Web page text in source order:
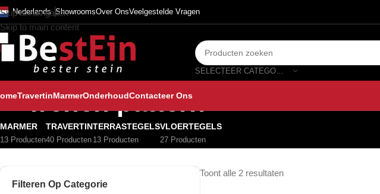
Skip to navigation
Skip to main content
Nederlands ShowroomsOver OnsVeelgestelde Vragen
TravertinMarmerOnderhoudContacteer Ons
french pattern
MARMER
13 Producten
TRAVERTIN
40 Producten
TERRASTEGELS
13 Producten
VLOERTEGELS
27 Producten
Filteren Op Categorie
Toont alle 2 resultaten